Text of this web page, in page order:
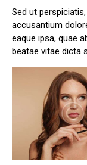
Sed ut
accusantium
eaque ipsa, quae
beatae vitae dicta